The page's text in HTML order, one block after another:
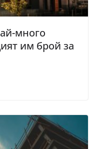
много
им брой за